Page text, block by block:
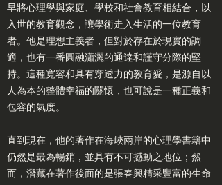
早將心理學與家庭、學校和社會教育相結合，以
入世的教育觀念，讓學術走入生活的一位教育
者。他是理想主義者，但對於存在於現實的調
適，也有一番圓融瀟灑的通達和謹守分際的堅
持。這種寬容和具有穿透力的教育愛，是源自以
人為本的整體幸福的關懷，也可說是一種正義和
包容的氣度。
直到現在，他的著作在海峽兩岸的心理學書籍中
仍然是最為暢銷，並具有不可撼動之地位；然
而，潛藏在著作後面的是張春興精采豐富的生命